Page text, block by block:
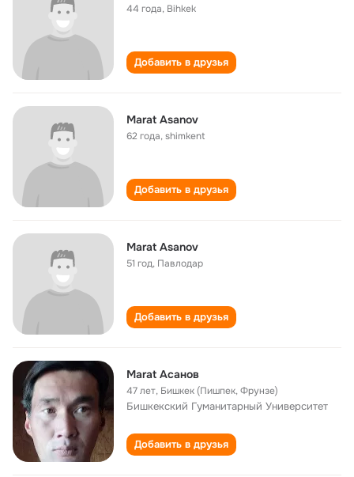
44 года, Bihkek
Добавить в друзья
Marat Asanov
62 года,shimkent
Добавить в друзья
Marat Asanov
51 год, Павлодар
Добавить в друзья
Marat Асанов
47 лет, Бишкек (Пишпек, Фрунзе)
Бишкекский Гуманитарный Университет
Добавить в друзья